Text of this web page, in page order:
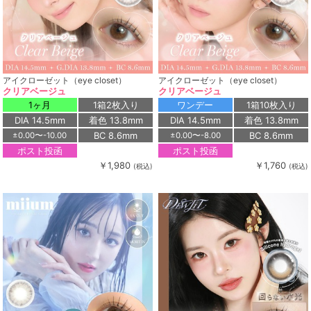
アイクローゼット（eye closet）
クリアベージュ
1ヶ月
1箱2枚入り
DIA 14.5mm
着色 13.8mm
±0.00〜-10.00
BC 8.6mm
ポスト投函
￥1,980 (税込)
アイクローゼット（eye closet）
クリアベージュ
ワンデー
1箱10枚入り
DIA 14.5mm
着色 13.8mm
±0.00〜-8.00
BC 8.6mm
ポスト投函
￥1,760 (税込)